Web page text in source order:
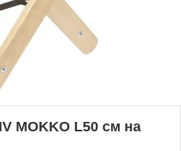
MOKKO L50 см на